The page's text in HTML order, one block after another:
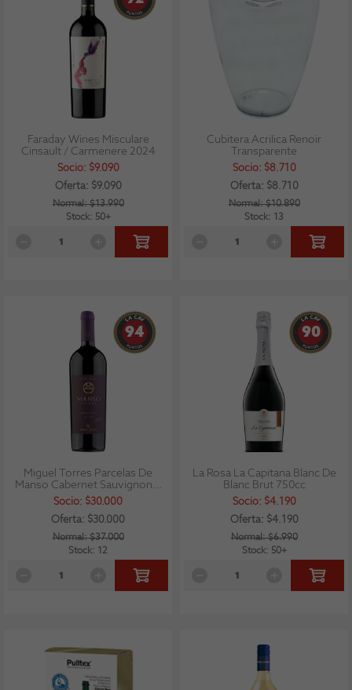
Faraday Wines Misculare
Cinsault / Carmenere 2024
Socio: $9.090
Oferta: $9.090
Normal: $13.990
Stock: 50+
Cubitera Acrilica Renoir
Transparente
Socio: $8.710
Oferta: $8.710
Normal: $10.890
Stock: 13
94
Miguel Torres Parcelas De
Manso Cabernet Sauvignon...
Socio: $30.000
Oferta: $30.000
Normal: $37.000
Stock: 12
90
La Rosa La Capitana Blanc De
Blanc Brut 750cc
Socio: $4.190
Oferta: $4.190
Normal: $6.990
Stock: 50+